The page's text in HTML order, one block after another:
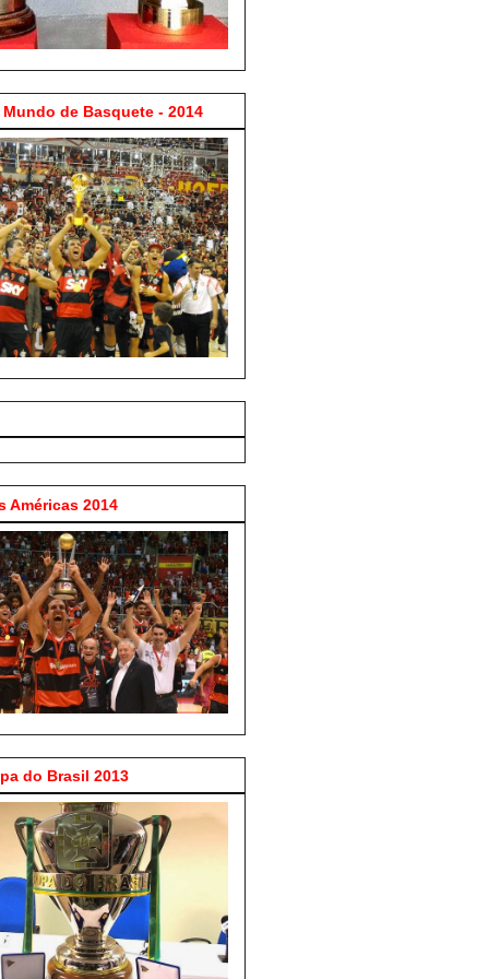
de Basquete - 2014
Américas 2014
do Brasil 2013